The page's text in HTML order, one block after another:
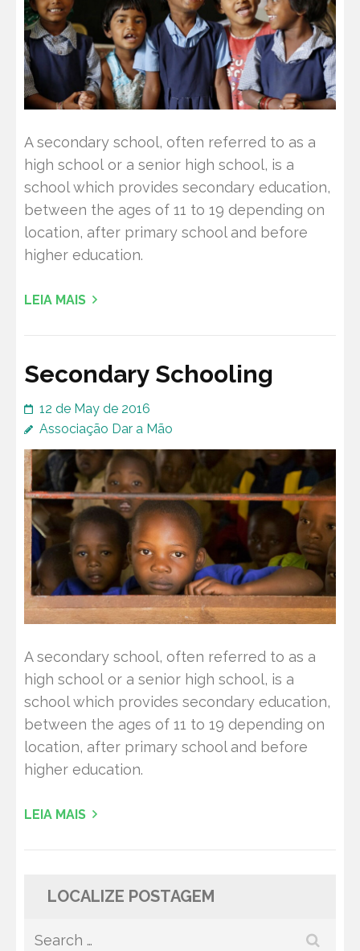
A secondary school, often referred to as a
high school or a senior high school, is a
school which provides secondary education,
between the ages of 11 to 19 depending on
location, after primary school and before
higher education.
LEIA MAIS
Secondary Schooling
12 de May de 2016
Associação Dar a Mão
A secondary school, often referred to as a
high school or a senior high school, is a
school which provides secondary education,
between the ages of 11 to 19 depending on
location, after primary school and before
higher education.
LEIA MAIS
LOCALIZE POSTAGEM
Search